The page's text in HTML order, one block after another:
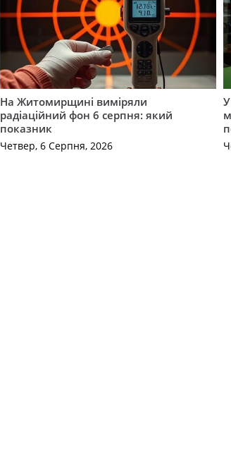
На Житомирщині виміряли
радіаційний фон 6 серпня: який
показник
Четвер, 6 Серпня, 2026